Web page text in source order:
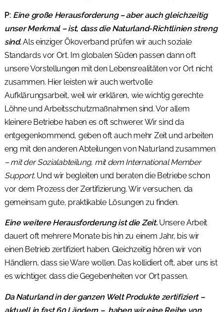
P: Eine große Herausforderung – aber auch gleichzeitig
unser Merkmal – ist, dass die Naturland-Richtlinien streng
sind.Als einziger Ökoverband prüfen wir auch soziale
Standards vor Ort. Im globalen Süden passen dann oft
unsere Vorstellungen mit den Lebensrealitäten vor Ort nicht
zusammen. Hier leisten wir auch wertvolle
Aufklärungsarbeit, weil wir erklären, wie wichtig gerechte
Löhne und Arbeitsschutzmaßnahmen sind. Vor allem
kleinere Betriebe haben es oft schwerer. Wir sind da
entgegenkommend, geben oft auch mehr Zeit und arbeiten
eng mit den anderen Abteilungen von Naturland zusammen
– mit der Sozialabteilung, mit dem International Member
Support.Und wir begleiten und beraten die Betriebe schon
vor dem Prozess der Zertifizierung. Wir versuchen, da
gemeinsam gute, praktikable Lösungen zu finden.
Eine weitere Herausforderung ist die Zeit. Unsere Arbeit
dauert oft mehrere Monate bis hin zu einem Jahr, bis wir
einen Betrieb zertifiziert haben. Gleichzeitig hören wir von
Händlern, dass sie Ware wollen. Das kollidiert oft, aber uns ist
es wichtiger, dass die Gegebenheiten vor Ort passen.
Da Naturland in der ganzen Welt Produkte zertifiziert –